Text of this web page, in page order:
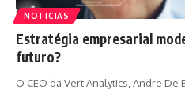
NOTICIAS
Estratégia empresarial
futuro?
O CEO da Vert Analytics, Andre De